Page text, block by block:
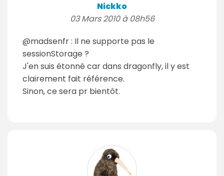
Nickko
03 Mars 2010 à 08h56
@madsenfr : Il ne supporte pas le
sessionStorage ?
J'en suis étonné car dans dragonfly, il y est
clairement fait référence.
Sinon, ce sera pr bientôt.